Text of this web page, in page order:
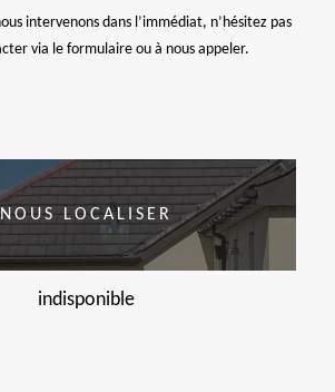
intervenons dans l’immédiat, n’hésitez pas
via le formulaire ou à nous appeler.
NOUS LOCALISER
indisponible